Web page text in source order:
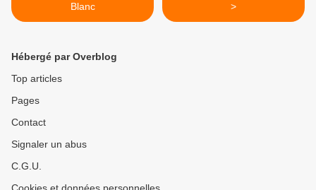
Blanc
>
Hébergé par Overblog
Top articles
Pages
Contact
Signaler un abus
C.G.U.